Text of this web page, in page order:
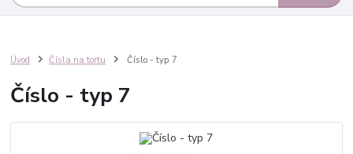
Úvod Čísla na tortu Číslo - typ 7
Číslo - typ 7